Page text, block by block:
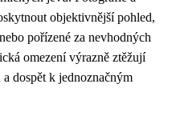
objektivnější pohled,
pořízené za nevhodných
omezení výrazně ztěžují
dospět k jednoznačným